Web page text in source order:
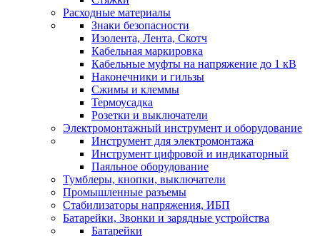
Расходные материалы
Знаки безопасности
Изолента, Лента, Скотч
Кабельная маркировка
Кабельные муфты на напряжение до 1 кВ
Наконечники и гильзы
Сжимы и клеммы
Термоусадка
Розетки и выключатели
Электромонтажный инструмент и оборудование
Инструмент для электромонтажа
Инструмент цифровой и индикаторный
Паяльное оборудование
Тумблеры, кнопки, выключатели
Промышленные разъемы
Стабилизаторы напряжения, ИБП
Батарейки, Звонки и зарядные устройства
Батарейки